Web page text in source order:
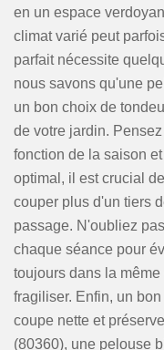
en un espace
climat varié peut
parfait nécessite
nous savons qu'une
un bon choix de
de votre jardin.
fonction de la saison
optimal, il est crucial
couper plus d'un tiers
passage. N'oubliez
chaque séance pour
toujours dans la
fragiliser. Enfin, un
coupe nette et
(80360), une pelouse